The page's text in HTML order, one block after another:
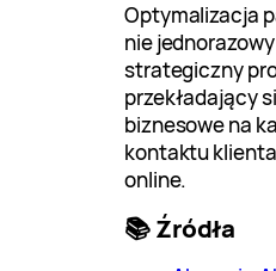
Optymalizacja
nie
strategiczny
przekładający
biznesowe na
kontaktu
online.
📚 Źródła